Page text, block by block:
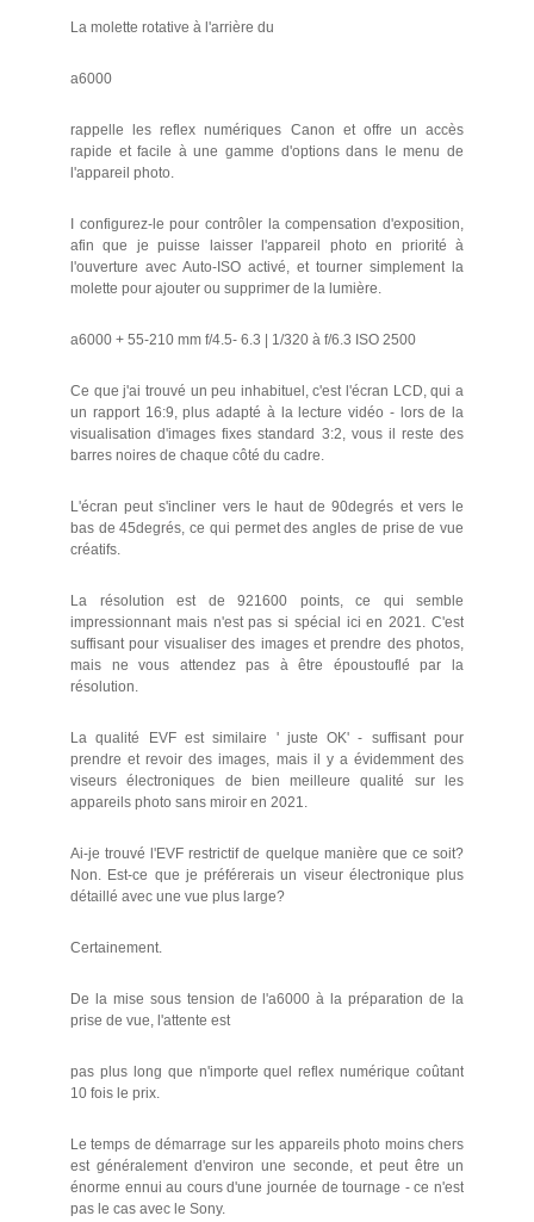
La molette rotative à l'arrière du
a6000
rappelle les reflex numériques Canon et offre un accès
rapide et facile à une gamme d'options dans le menu de
l'appareil photo.
I configurez-le pour contrôler la compensation d'exposition,
afin que je puisse laisser l'appareil photo en priorité à
l'ouverture avec Auto-ISO activé, et tourner simplement la
molette pour ajouter ou supprimer de la lumière.
a6000 + 55-210 mm f/4.5- 6.3 | 1/320 à f/6.3 ISO 2500
Ce que j'ai trouvé un peu inhabituel, c'est l'écran LCD, qui a
un rapport 16:9, plus adapté à la lecture vidéo - lors de la
visualisation d'images fixes standard 3:2, vous il reste des
barres noires de chaque côté du cadre.
L'écran peut s'incliner vers le haut de 90degrés et vers le
bas de 45degrés, ce qui permet des angles de prise de vue
créatifs.
La résolution est de 921600 points, ce qui semble
impressionnant mais n'est pas si spécial ici en 2021. C'est
suffisant pour visualiser des images et prendre des photos,
mais ne vous attendez pas à être époustouflé par la
résolution.
La qualité EVF est similaire ' juste OK' - suffisant pour
prendre et revoir des images, mais il y a évidemment des
viseurs électroniques de bien meilleure qualité sur les
appareils photo sans miroir en 2021.
Ai-je trouvé l'EVF restrictif de quelque manière que ce soit?
Non. Est-ce que je préférerais un viseur électronique plus
détaillé avec une vue plus large?
Certainement.
De la mise sous tension de l'a6000 à la préparation de la
prise de vue, l'attente est
pas plus long que n'importe quel reflex numérique coûtant
10 fois le prix.
Le temps de démarrage sur les appareils photo moins chers
est généralement d'environ une seconde, et peut être un
énorme ennui au cours d'une journée de tournage - ce n'est
pas le cas avec le Sony.